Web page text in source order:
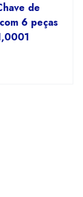
de
6 peças